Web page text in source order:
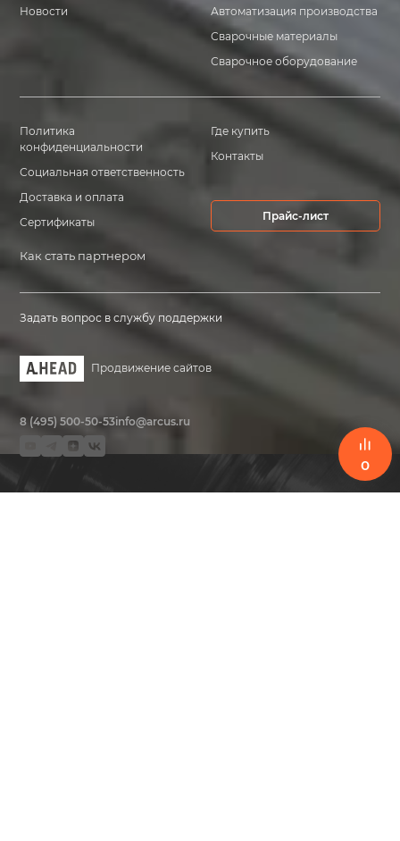
0
Новости
Автоматизация производства
Сварочные материалы
Сварочное оборудование
Политика
конфиденциальности
Социальная ответственность
Доставка и оплата
Сертификаты
Как стать партнером
Где купить
Контакты
Прайс-лист
Задать вопрос в службу поддержки
Продвижение сайтов
8 (495) 500-50-53info@arcus.ru